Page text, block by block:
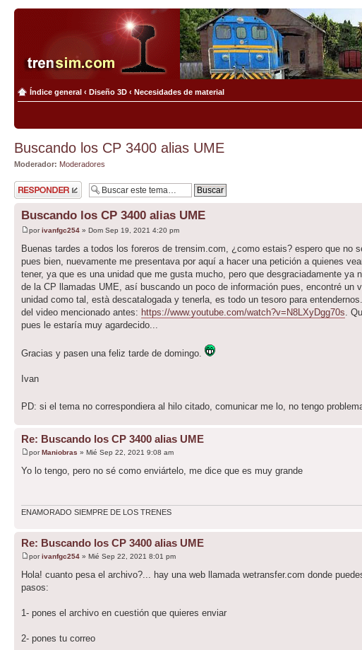
Índice general ‹ Diseño 3D ‹ Necesidades de material
Buscando los CP 3400 alias UME
Moderador: Moderadores
Publicar una
respuesta
Buscando los CP 3400 alias UME
porivanfgc254 » Dom Sep 19, 2021 4:20 pm
Buenas tardes a todos los foreros de trensim.com, ¿como estais? espero que no
pues bien, nuevamente me presentava por aquí a hacer una petición a quienes
tener, ya que es una unidad que me gusta mucho, pero que desgraciadamente
de la CP llamadas UME, así buscando un poco de información pues, encontré
unidad como tal, està descatalogada y tenerla, es todo un tesoro para
del video mencionado antes: https://www.youtube.com/watch?v=N8LXyDgg70s .
pues le estaría muy agardecido...
Gracias y pasen una feliz tarde de domingo.
Ivan
PD: si el tema no correspondiera al hilo citado, comunicar me lo, no tengo
Re: Buscando los CP 3400 alias UME
porManiobras » Mié Sep 22, 2021 9:08 am
Yo lo tengo, pero no sé como enviártelo, me dice que es muy grande
ENAMORADO SIEMPRE DE LOS TRENES
Re: Buscando los CP 3400 alias UME
porivanfgc254 » Mié Sep 22, 2021 8:01 pm
Hola! cuanto pesa el archivo?... hay una web llamada wetransfer.com donde
pasos:
1- pones el archivo en cuestión que quieres enviar
2- pones tu correo